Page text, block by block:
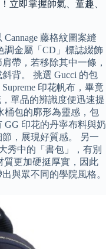
立即掌握帥氣、童趣、
藤格紋圖案縫
調金屬「CD」標誌綴飾
帶，若移除其中一條，
背。 挑選 Gucci 的包
印花帆布，畢竟
單品的辨識度便迅速提
桶包的廓形為靈感，包
GG 印花的丹寧布料與奶
，展現好質感。 另一
秀中的「書包」，有別
質更加硬挺厚實，因此
與眾不同的學院風格。